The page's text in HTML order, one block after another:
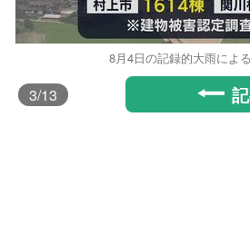
8月4日の記録的大雨によ
3/13